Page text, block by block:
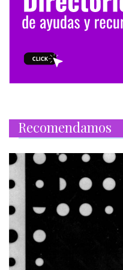
Recomendamos